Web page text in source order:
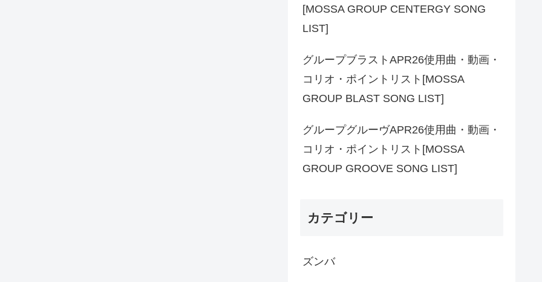
[MOSSA GROUP CENTERGY SONG
LIST]
グループブラストAPR26使用曲・動画・
コリオ・ポイントリスト[MOSSA
GROUP BLAST SONG LIST]
グループグルーヴAPR26使用曲・動画・
コリオ・ポイントリスト[MOSSA
GROUP GROOVE SONG LIST]
カテゴリー
ズンバ